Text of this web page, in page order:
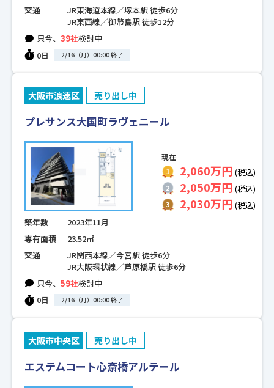
交通
JR東海道本線／塚本駅 徒歩6分
JR東西線／御幣島駅 徒歩12分
只今、 39社検討中
0日
2/16（月）00:00 終了
大阪市浪速区 売り出し中
プレサンス大国町ラヴェニール
現在
2,060万円 (税込)
2,050万円 (税込)
2,030万円 (税込)
築年数
2023年11月
専有面積
23.52㎡
交通
JR関西本線／今宮駅 徒歩6分
JR大阪環状線／芦原橋駅 徒歩6分
只今、 59社検討中
0日
2/16（月）00:00 終了
大阪市中央区 売り出し中
エステムコート心斎橋アルテール